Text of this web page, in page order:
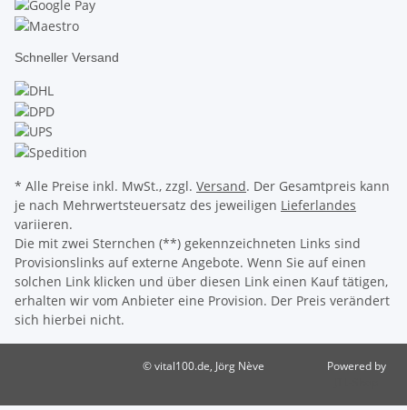
Schneller Versand
* Alle Preise inkl. MwSt., zzgl. Versand. Der Gesamtpreis kann
je nach Mehrwertsteuersatz des jeweiligen Lieferlandes
variieren.
Die mit zwei Sternchen (**) gekennzeichneten Links sind
Provisionslinks auf externe Angebote. Wenn Sie auf einen
solchen Link klicken und über diesen Link einen Kauf tätigen,
erhalten wir vom Anbieter eine Provision. Der Preis verändert
sich hierbei nicht.
© vital100.de, Jörg Nève
Powered by